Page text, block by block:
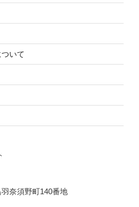
いて
奈須野町140番地